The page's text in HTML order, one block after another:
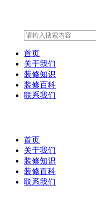
首页
关于我们
装修知识
装修百科
联系我们
首页
关于我们
装修知识
装修百科
联系我们